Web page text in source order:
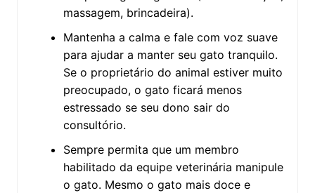
massagem, brincadeira).
Mantenha a calma e fale com voz suave
para ajudar a manter seu gato tranquilo.
Se o proprietário do animal estiver muito
preocupado, o gato ficará menos
estressado se seu dono sair do
consultório.
Sempre permita que um membro
habilitado da equipe veterinária manipule
o gato. Mesmo o gato mais doce e